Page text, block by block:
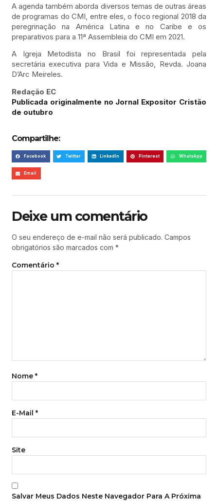
A agenda também aborda diversos temas de outras áreas
de programas do CMI, entre eles, o foco regional 2018 da
peregrinação na América Latina e no Caribe e os
preparativos para a 11ª Assembleia do CMI em 2021.
A Igreja Metodista no Brasil foi representada pela
secretária executiva para Vida e Missão, Revda. Joana
D’Arc Meireles.
Redação EC
Publicada originalmente no Jornal Expositor Cristão
de outubro
Compartilhe:
Facebook Twitter LinkedIn Pinterest WhatsApp
Email
Deixe um comentário
O seu endereço de e-mail não será publicado. Campos
obrigatórios são marcados com *
Comentário *
Nome *
E-Mail *
Site
Salvar Meus Dados Neste Navegador Para A Próxima